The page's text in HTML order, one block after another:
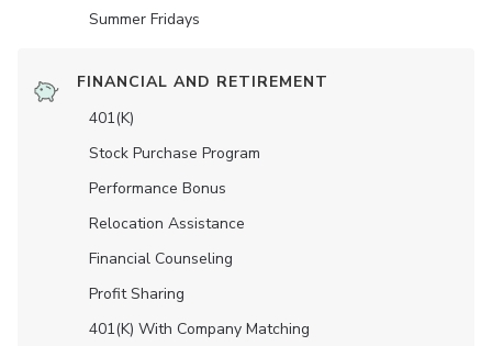
Summer Fridays
FINANCIAL AND RETIREMENT
401(K)
Stock Purchase Program
Performance Bonus
Relocation Assistance
Financial Counseling
Profit Sharing
401(K) With Company Matching